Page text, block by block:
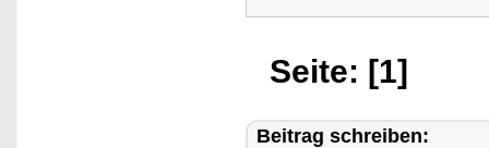
Seite: [1]
Beitrag schreiben: